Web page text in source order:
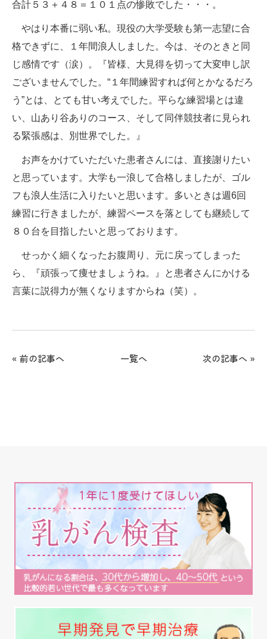
合計５３＋４８＝１０１点の惨敗でした・・・。
やはり本番に弱い私。現役の大学受験も第一志望に合
格できずに、１年間浪人しました。今は、そのときと同
じ感情です（涙）。『皆様、大見得を切って大変申し訳
ございませんでした。“１年間練習すれば何とかなるだろ
う”とは、とても甘い考えでした。平らな練習場とは違
い、山あり谷ありのコース、そして同伴競技者に見られ
る緊張感は、別世界でした。』
お声をかけていただいた患者さんには、直接謝りたい
と思っています。大学も一浪して合格しましたが、ゴル
フも浪人生活に入りたいと思います。多いときは週6回
練習に行きましたが、練習ペースを落としても継続して
８０台を目指したいと思っております。
せっかく細くなったお腹周り、元に戻ってしまった
ら、『頑張って痩せましょうね。』と患者さんにかける
言葉に説得力が無くなりますからね（笑）。
« 前の記事へ 一覧へ 次の記事へ »